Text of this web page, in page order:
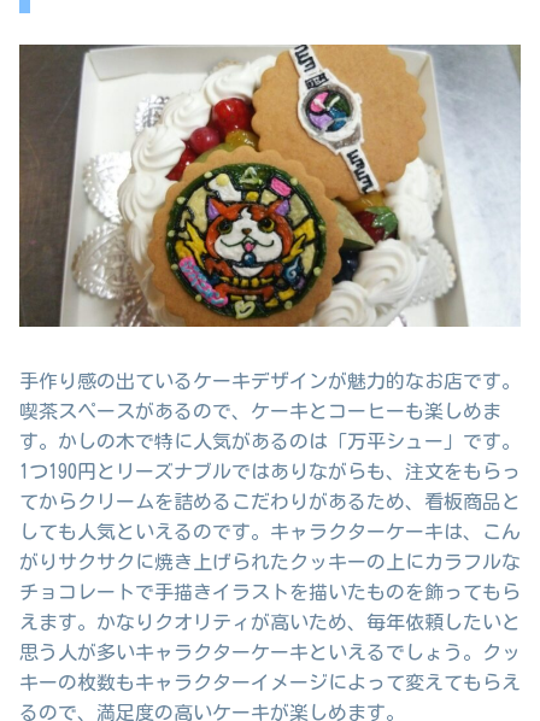
手作り感の出ているケーキデザインが魅力的なお店です。
喫茶スペースがあるので、ケーキとコーヒーも楽しめま
す。かしの木で特に人気があるのは「万平シュー」です。
1つ190円とリーズナブルではありながらも、注文をもらっ
てからクリームを詰めるこだわりがあるため、看板商品と
しても人気といえるのです。キャラクターケーキは、こん
がりサクサクに焼き上げられたクッキーの上にカラフルな
チョコレートで手描きイラストを描いたものを飾ってもら
えます。かなりクオリティが高いため、毎年依頼したいと
思う人が多いキャラクターケーキといえるでしょう。クッ
キーの枚数もキャラクターイメージによって変えてもらえ
るので、満足度の高いケーキが楽しめます。